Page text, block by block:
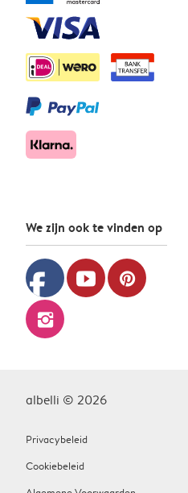
We zijn ook te vinden op
facebook youtube pinterest
instagram
albelli © 2026
Privacybeleid
Cookiebeleid